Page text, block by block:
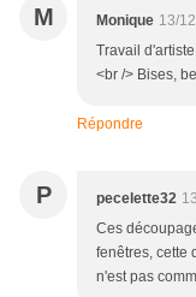
M Monique 13/
Travail
<br /> Bises,
Répondre
P pecelette32
Ces
fenêtres, cette
n'est pas